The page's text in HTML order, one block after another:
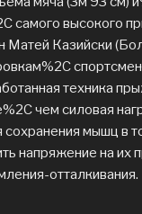
самого высокого
Матей Казийски
техника
чем силовая
мышц в
напряжение на их
отталкивания.